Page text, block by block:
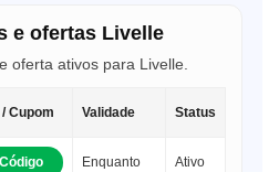
e ofertas Livelle
oferta ativos para Livelle.
Cupom Validade Status
Enquanto
Ativo